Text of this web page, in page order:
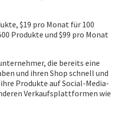
$19 pro Monat für 100
Produkte und $99 pro Monat
die bereits eine
und ihren Shop schnell und
Produkte auf Social-Media-
Verkaufsplattformen wie